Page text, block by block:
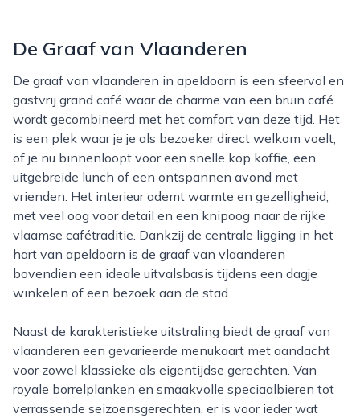
De Graaf van Vlaanderen
De graaf van vlaanderen in apeldoorn is een sfeervol en
gastvrij grand café waar de charme van een bruin café
wordt gecombineerd met het comfort van deze tijd. Het
is een plek waar je je als bezoeker direct welkom voelt,
of je nu binnenloopt voor een snelle kop koffie, een
uitgebreide lunch of een ontspannen avond met
vrienden. Het interieur ademt warmte en gezelligheid,
met veel oog voor detail en een knipoog naar de rijke
vlaamse cafétraditie. Dankzij de centrale ligging in het
hart van apeldoorn is de graaf van vlaanderen
bovendien een ideale uitvalsbasis tijdens een dagje
winkelen of een bezoek aan de stad.
Naast de karakteristieke uitstraling biedt de graaf van
vlaanderen een gevarieerde menukaart met aandacht
voor zowel klassieke als eigentijdse gerechten. Van
royale borrelplanken en smaakvolle speciaalbieren tot
verrassende seizoensgerechten, er is voor ieder wat